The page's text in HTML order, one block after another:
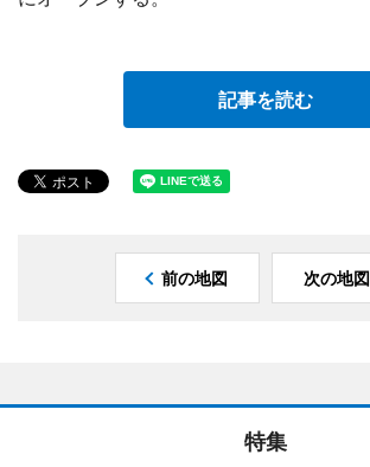
記事を読む
前の地図 次の地図
特集